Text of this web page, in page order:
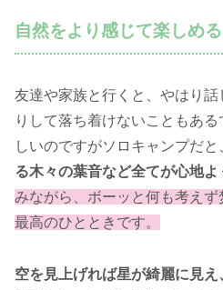
自然をより感じて楽しめる
友達や家族と行くと、やはり
りして落ち着けないこともある
しいのですがソロキャンプだと
る木々の葉音など全てが心地よ
みながら、ボーッと何も考え
最高のひとときです。
空を見上げれば星が綺麗に見